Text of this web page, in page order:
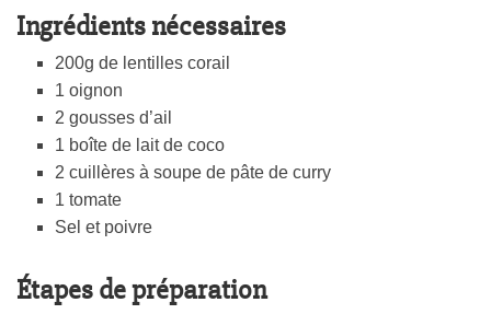
Ingrédients nécessaires
200g de lentilles corail
1 oignon
2 gousses d’ail
1 boîte de lait de coco
2 cuillères à soupe de pâte de curry
1 tomate
Sel et poivre
Étapes de préparation